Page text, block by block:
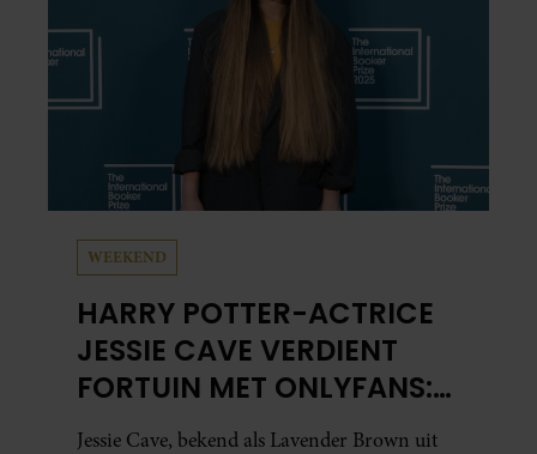
WEEKEND
HARRY POTTER-ACTRICE
JESSIE CAVE VERDIENT
FORTUIN MET ONLYFANS:
‘MEER DAN IN HELE
Jessie Cave, bekend als Lavender Brown uit